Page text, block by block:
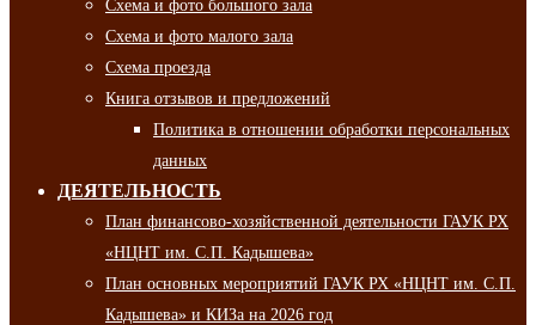
Схема и фото большого зала
Схема и фото малого зала
Схема проезда
Книга отзывов и предложений
Политика в отношении обработки персональных
данных
ДЕЯТЕЛЬНОСТЬ
План финансово-хозяйственной деятельности ГАУК РХ
«НЦНТ им. С.П. Кадышева»
План основных мероприятий ГАУК РХ «НЦНТ им. С.П.
Кадышева» и КИЗа на 2026 год